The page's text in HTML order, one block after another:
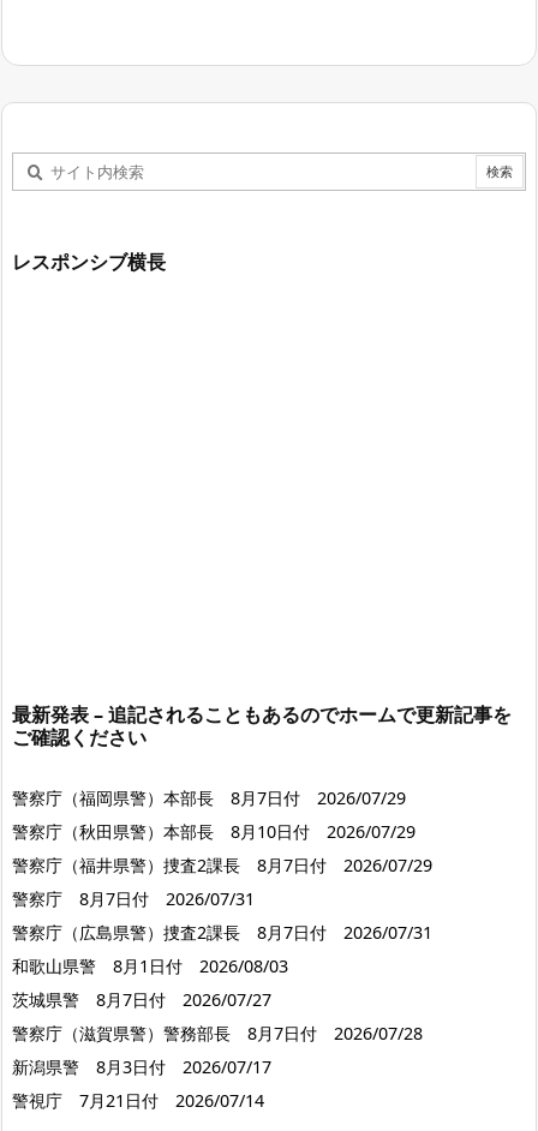
レスポンシブ横長
最新発表 – 追記されることもあるのでホームで更新記事を
ご確認ください
警察庁（福岡県警）本部長 8月7日付 2026/07/29
警察庁（秋田県警）本部長 8月10日付 2026/07/29
警察庁（福井県警）捜査2課長 8月7日付 2026/07/29
警察庁 8月7日付 2026/07/31
警察庁（広島県警）捜査2課長 8月7日付 2026/07/31
和歌山県警 8月1日付 2026/08/03
茨城県警 8月7日付 2026/07/27
警察庁（滋賀県警）警務部長 8月7日付 2026/07/28
新潟県警 8月3日付 2026/07/17
警視庁 7月21日付 2026/07/14